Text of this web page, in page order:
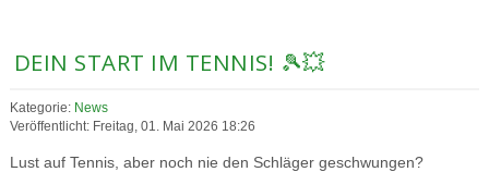
DEIN START IM TENNIS! 🎾💥
Kategorie: News
Veröffentlicht: Freitag, 01. Mai 2026 18:26
Lust auf Tennis, aber noch nie den Schläger geschwungen?